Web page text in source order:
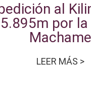
al
5.895m por la
Machame
LEER MÁS >